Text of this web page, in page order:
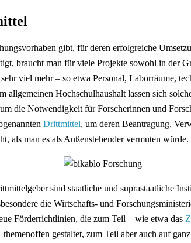
gibt, für deren erfolgreiche
braucht man für viele Projekte sowohl in der
viel mehr – so etwa Personal, Laborräume,
allgemeinen Hochschulhaushalt lassen sich
die Notwendigkeit für Forscherinnen und
Drittmittel, um deren Beantragung,
als man es als Außenstehender vermuten würde.
sind staatliche und suprastaatliche
die Wirtschafts- und
Förderrichtlinien, die zum Teil – wie etwa das
themenoffen gestaltet, zum Teil aber auch auf